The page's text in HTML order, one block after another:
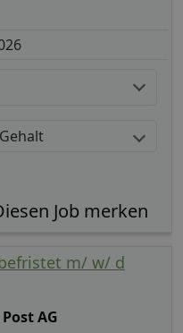
Gehalt
m/ w/ d
AG